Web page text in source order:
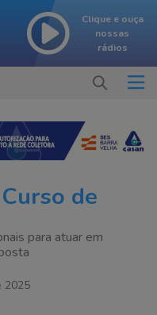
Clique e ouça
nossas
rádios
de
para atuar em
2025